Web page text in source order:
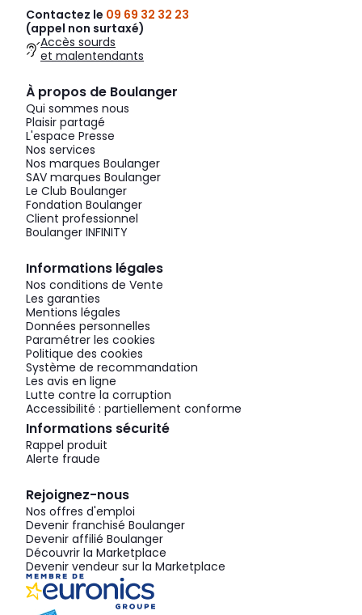
Contactez le 09 69 32 32 23
(appel non surtaxé)
Accès sourds
et malentendants
À propos de Boulanger
Qui sommes nous
Plaisir partagé
L'espace Presse
Nos services
Nos marques Boulanger
SAV marques Boulanger
Le Club Boulanger
Fondation Boulanger
Client professionnel
Boulanger INFINITY
Informations légales
Nos conditions de Vente
Les garanties
Mentions légales
Données personnelles
Paramétrer les cookies
Politique des cookies
Système de recommandation
Les avis en ligne
Lutte contre la corruption
Accessibilité : partiellement conforme
Informations sécurité
Rappel produit
Alerte fraude
Rejoignez-nous
Nos offres d'emploi
Devenir franchisé Boulanger
Devenir affilié Boulanger
Découvrir la Marketplace
Devenir vendeur sur la Marketplace